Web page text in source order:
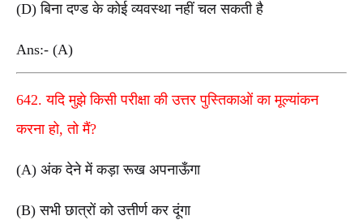
(D) बिना दण्ड के कोई व्यवस्था नहीं चल सकती है
Ans:- (A)
642. यदि मुझे किसी परीक्षा की उत्तर पुस्तिकाओं का मूल्यांकन
करना हो, तो मैं?
(A) अंक देने में कड़ा रूख अपनाऊँगा
(B) सभी छात्रों को उत्तीर्ण कर दूंगा